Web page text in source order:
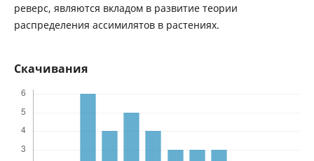
реверс, являются вкладом в развитие теории
распределения ассимилятов в растениях.
Скачивания